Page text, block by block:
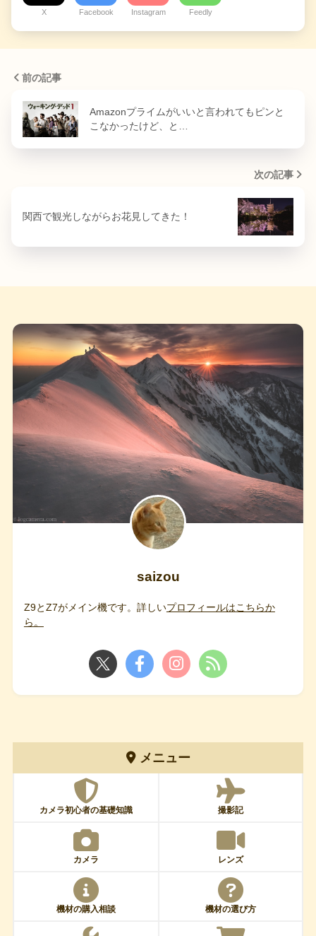
X Facebook Instagram Feedly
前の記事
Amazonプライムがいいと言われてもピンと
こなかったけど、と…
次の記事
関西で観光しながらお花見してきた！
saizou
Z9とZ7がメイン機です。詳しいプロフィールはこちらか
ら。
メニュー
カメラ初心者の基礎知識 撮影記
カメラ レンズ
機材の購入相談 機材の選び方